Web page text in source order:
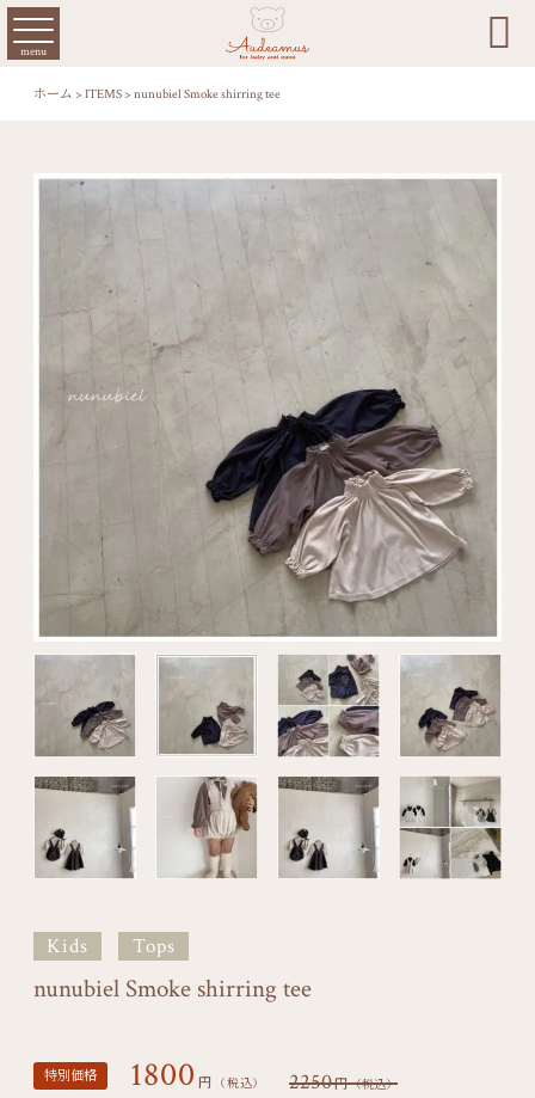
menu 
ホーム > ITEMS> nunubiel Smoke shirring tee
Kids Tops
nunubiel Smoke shirring tee
特別価格 1800 円 （税込） 2250円（税込）